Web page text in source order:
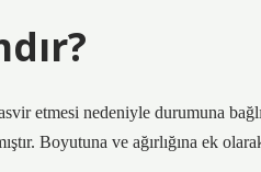
etmesi nedeniyle durumuna
Boyutuna ve ağırlığına ek